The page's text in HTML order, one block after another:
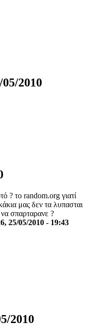
05/2010
? το random.org γιατί
μας δεν τα λυπασται
σπαρταρανε ?
25/05/2010 - 19:43
2010